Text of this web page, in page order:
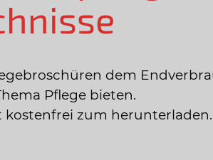
dem
Pflege bieten.
kostenfrei zum